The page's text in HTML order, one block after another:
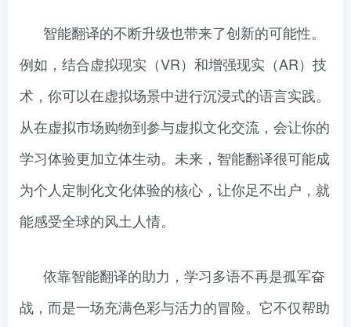
智能翻译的不断升级也带来了创新的可能性。
例如，结合虚拟现实（VR）和增强现实（AR）技
术，你可以在虚拟场景中进行沉浸式的语言实践。
从在虚拟市场购物到参与虚拟文化交流，会让你的
学习体验更加立体生动。未来，智能翻译很可能成
为个人定制化文化体验的核心，让你足不出户，就
能感受全球的风土人情。
依靠智能翻译的助力，学习多语不再是孤军奋
战，而是一场充满色彩与活力的冒险。它不仅帮助